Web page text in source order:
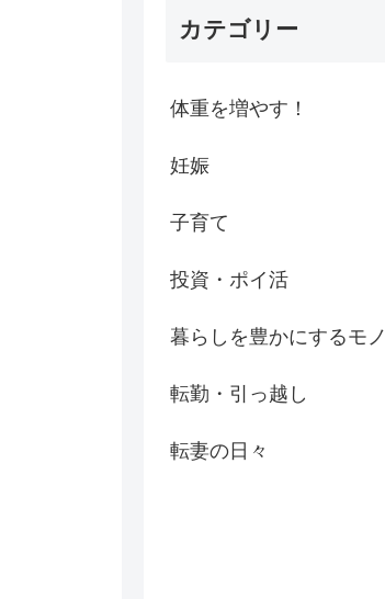
カテゴリー
体重を増やす！
妊娠
子育て
投資・ポイ活
暮らしを豊かにするモノ
転勤・引っ越し
転妻の日々